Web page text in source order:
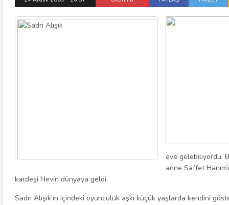
eve gelebiliyordu.
anne Saffet
kardeşi Nevin dünyaya geldi.
Sadri Alışık’ın içindeki oyunculuk aşkı küçük yaşlarda kendini